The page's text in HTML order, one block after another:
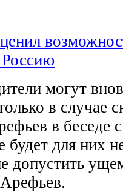
могут
в случае
в беседе
будет для них
допустить